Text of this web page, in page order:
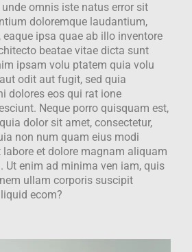
omnis iste natus error sit
doloremque laudantium,
ipsa quae ab illo inventore
beatae vitae dicta sunt
ipsam volu ptatem quia volu
odit aut fugit, sed quia
dolores eos qui rat ione
Neque porro quisquam est,
dolor sit amet, consectetur,
non num quam eius modi
et dolore magnam aliquam
Ut enim ad minima ven iam, quis
ullam corporis suscipit
ecom?